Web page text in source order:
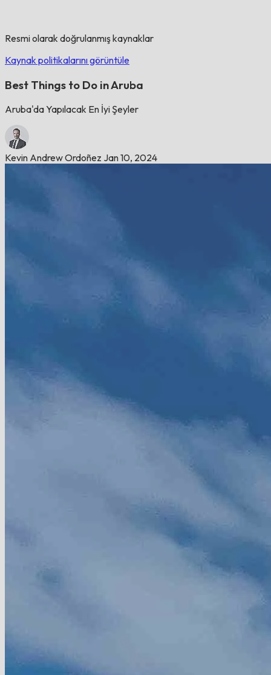
Resmi olarak doğrulanmış kaynaklar
Kaynak politikalarını görüntüle
Best Things to Do in Aruba
Aruba'da Yapılacak En İyi Şeyler
Kevin Andrew Ordoñez Jan 10, 2024